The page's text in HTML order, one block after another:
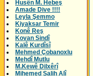
Husên M. Hebeş
Amade Dive !!!!
Leyla Şemmo
Kiyaksar Temir
Konê Reş
Kovan Sindî
Kalê Kurdîsî
Mehmed Çobanoxlu
Mehdî Mutlu
M.Kewê Dilxêrî
Mihemed Salih Alî